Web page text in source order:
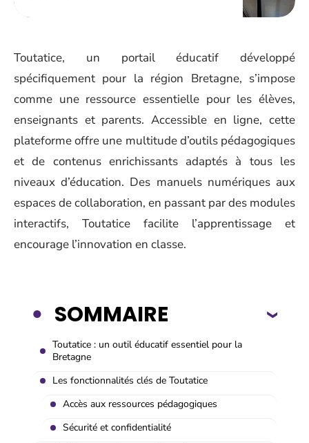
Toutatice, un portail éducatif développé
spécifiquement pour la région Bretagne, s’impose
comme une ressource essentielle pour les élèves,
enseignants et parents. Accessible en ligne, cette
plateforme offre une multitude d’outils pédagogiques
et de contenus enrichissants adaptés à tous les
niveaux d’éducation. Des manuels numériques aux
espaces de collaboration, en passant par des modules
interactifs, Toutatice facilite l’apprentissage et
encourage l’innovation en classe.
SOMMAIRE
Toutatice : un outil éducatif essentiel pour la
Bretagne
Les fonctionnalités clés de Toutatice
Accès aux ressources pédagogiques
Sécurité et confidentialité